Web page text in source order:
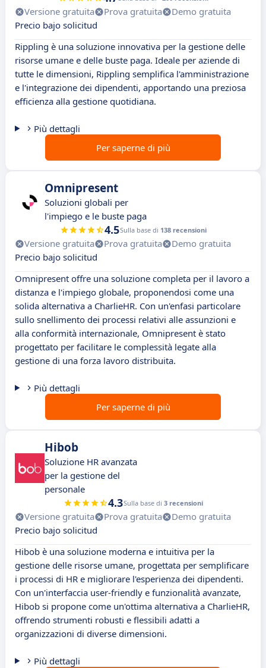
Versione gratuita Prova gratuita
Demo gratuita
Precio bajo solicitud
Rippling è una soluzione innovativa per la gestione delle
risorse umane e delle buste paga. Ideale per aziende di
tutte le dimensioni, Rippling semplifica l'amministrazione
e l'integrazione dei dipendenti, apportando una preziosa
efficienza alla gestione quotidiana.
Più dettagli
Per saperne di più
Omnipresent
Soluzioni globali per
l'impiego e le buste paga
4.5Sulla base di 138 recensioni
Versione gratuita Prova gratuita
Demo gratuita
Precio bajo solicitud
Omnipresent offre una soluzione completa per il lavoro a
distanza e l'impiego globale, proponendosi come una
solida alternativa a CharlieHR. Con un'enfasi particolare
sullo snellimento dei processi relativi alle assunzioni e
alla conformità internazionale, Omnipresent è stato
progettato per facilitare le complessità legate alla
gestione di una forza lavoro distribuita.
Più dettagli
Per saperne di più
Hibob
Soluzione HR avanzata
per la gestione del
personale
4.3Sulla base di 3 recensioni
Versione gratuita Prova gratuita
Demo gratuita
Precio bajo solicitud
Hibob è una soluzione moderna e intuitiva per la
gestione delle risorse umane, progettata per semplificare
i processi di HR e migliorare l'esperienza dei dipendenti.
Con un'interfaccia user-friendly e funzionalità avanzate,
Hibob si propone come un'ottima alternativa a CharlieHR,
offrendo strumenti robusti e flessibili adatti a
organizzazioni di diverse dimensioni.
Più dettagli